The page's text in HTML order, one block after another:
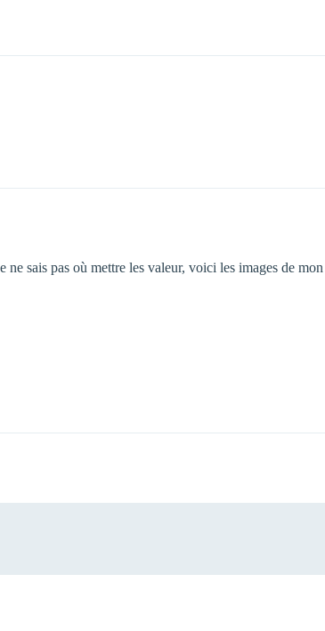
sais pas où mettre les valeur, voici les images de